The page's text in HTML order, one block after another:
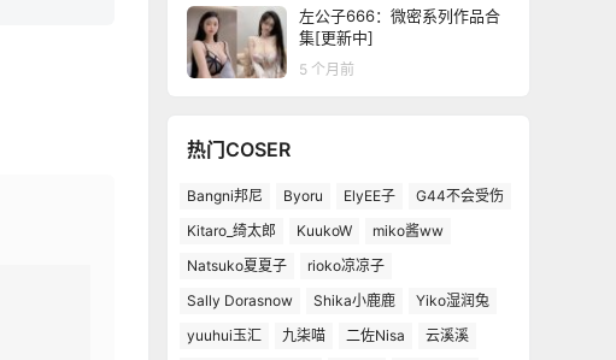
左公子666：微密系列作品合
集[更新中]
5 个月前
热门COSER
Bangni邦尼 Byoru ElyEE子
G44不会受伤
Kitaro_绮太郎
KuukoW
miko酱ww
Natsuko夏夏子
rioko凉凉子
Sally Dorasnow
Shika小鹿鹿
Yiko湿润兔
yuuhui玉汇
九柒喵 二佐Nisa
云溪溪